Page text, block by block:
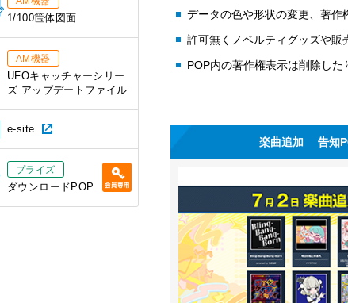
データの色や形状の変更、著作
許可無くノベルティグッズや販
POP内の著作権表示は削除した
楽曲追加 告知
1/100筺体図面
AM機器
UFOキャッチャーシリー
ズ アップデートファイル
e-site
プライズ
ダウンロードPOP